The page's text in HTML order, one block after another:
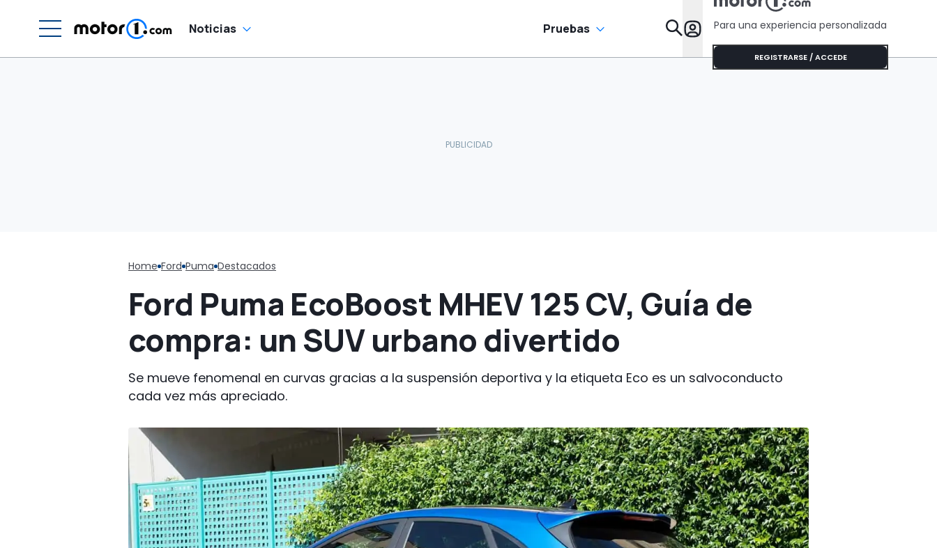
Noticias Pruebas Para una experiencia personalizada
REGISTRARSE / ACCEDE
Home Ford Puma Destacados
Ford Puma EcoBoost MHEV 125 CV, Guía de
compra: un SUV urbano divertido
Se mueve fenomenal en curvas gracias a la suspensión deportiva y la etiqueta Eco es un salvoconducto
cada vez más apreciado.